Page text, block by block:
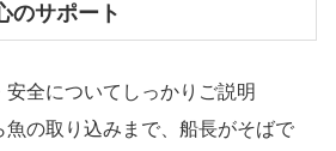
のサポート
安全についてしっかりご説明
魚の取り込みまで、船長がそばで